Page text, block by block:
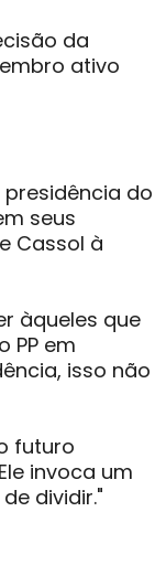
da
ativo
presidência do
seus
Cassol à
àqueles que
PP em
isso não
futuro
invoca um
dividir."